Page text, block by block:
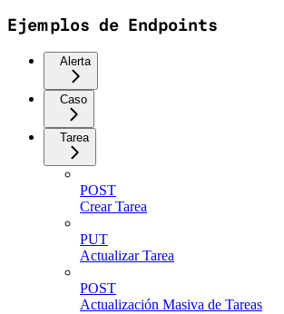
Ejemplos de Endpoints
Alerta
Caso
Tarea
POST
Crear Tarea
PUT
Actualizar Tarea
POST
Actualización Masiva de Tareas